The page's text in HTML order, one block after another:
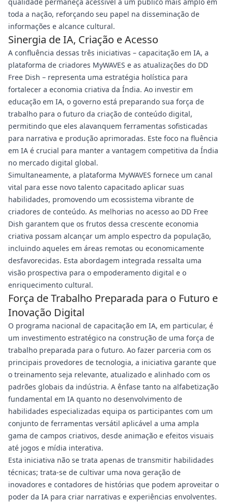
toda a nação, reforçando seu papel na disseminação de
informações e alcance cultural.
Sinergia de IA, Criação e Acesso
A confluência dessas três iniciativas – capacitação em IA, a
plataforma de criadores MyWAVES e as atualizações do DD
Free Dish – representa uma estratégia holística para
fortalecer a economia criativa da Índia. Ao investir em
educação em IA, o governo está preparando sua força de
trabalho para o futuro da criação de conteúdo digital,
permitindo que eles alavanquem ferramentas sofisticadas
para narrativa e produção aprimoradas. Este foco na fluência
em IA é crucial para manter a vantagem competitiva da Índia
no mercado digital global.
Simultaneamente, a plataforma MyWAVES fornece um canal
vital para esse novo talento capacitado aplicar suas
habilidades, promovendo um ecossistema vibrante de
criadores de conteúdo. As melhorias no acesso ao DD Free
Dish garantem que os frutos dessa crescente economia
criativa possam alcançar um amplo espectro da população,
incluindo aqueles em áreas remotas ou economicamente
desfavorecidas. Esta abordagem integrada ressalta uma
visão prospectiva para o empoderamento digital e o
enriquecimento cultural.
Força de Trabalho Preparada para o Futuro e
Inovação Digital
O programa nacional de capacitação em IA, em particular, é
um investimento estratégico na construção de uma força de
trabalho preparada para o futuro. Ao fazer parceria com os
principais provedores de tecnologia, a iniciativa garante que
o treinamento seja relevante, atualizado e alinhado com os
padrões globais da indústria. A ênfase tanto na alfabetização
fundamental em IA quanto no desenvolvimento de
habilidades especializadas equipa os participantes com um
conjunto de ferramentas versátil aplicável a uma ampla
gama de campos criativos, desde animação e efeitos visuais
até jogos e mídia interativa.
Esta iniciativa não se trata apenas de transmitir habilidades
técnicas; trata-se de cultivar uma nova geração de
inovadores e contadores de histórias que podem aproveitar o
poder da IA para criar narrativas e experiências envolventes.